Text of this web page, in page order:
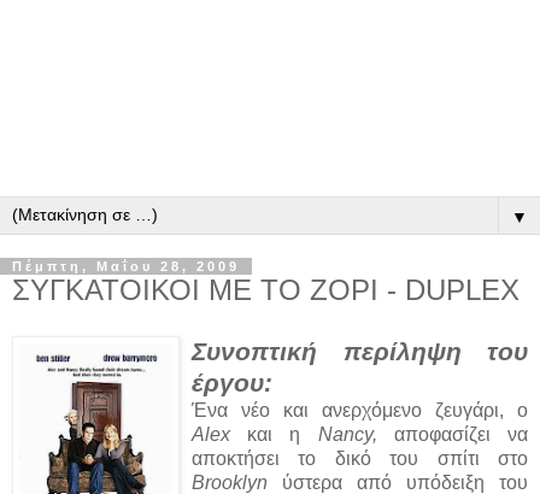
▼
Πέμπτη, Μαΐου 28, 2009
ΣΥΓΚΑΤΟΙΚΟΙ ΜΕ ΤΟ ΖΟΡΙ - DUPLEX
Συνοπτική περίληψη του
έργου:
Ένα νέο και ανερχόμενο ζευγάρι, ο
Alex και η Nancy, αποφασίζει να
αποκτήσει το δικό του σπίτι στο
Brooklyn ύστερα από υπόδειξη του